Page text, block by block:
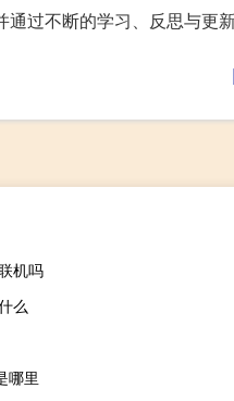
通过不断的学习、反思与更
机吗
么
哪里